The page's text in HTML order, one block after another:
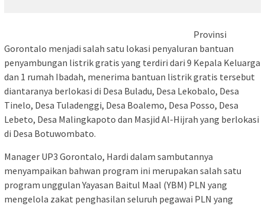
Provinsi
Gorontalo menjadi salah satu lokasi penyaluran bantuan
penyambungan listrik gratis yang terdiri dari 9 Kepala Keluarga
dan 1 rumah Ibadah, menerima bantuan listrik gratis tersebut
diantaranya berlokasi di Desa Buladu, Desa Lekobalo, Desa
Tinelo, Desa Tuladenggi, Desa Boalemo, Desa Posso, Desa
Lebeto, Desa Malingkapoto dan Masjid Al-Hijrah yang berlokasi
di Desa Botuwombato.
Manager UP3 Gorontalo, Hardi dalam sambutannya
menyampaikan bahwan program ini merupakan salah satu
program unggulan Yayasan Baitul Maal (YBM) PLN yang
mengelola zakat penghasilan seluruh pegawai PLN yang